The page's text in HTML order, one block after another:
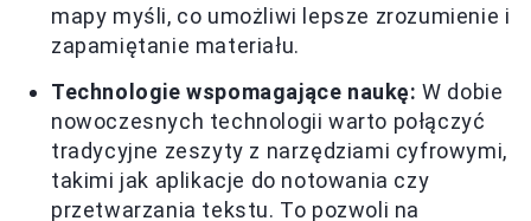
mapy myśli, co umożliwi lepsze zrozumienie i
zapamiętanie materiału.
Technologie wspomagające naukę: W dobie
nowoczesnych technologii warto połączyć
tradycyjne zeszyty z narzędziami cyfrowymi,
takimi jak aplikacje do notowania czy
przetwarzania tekstu. To pozwoli na